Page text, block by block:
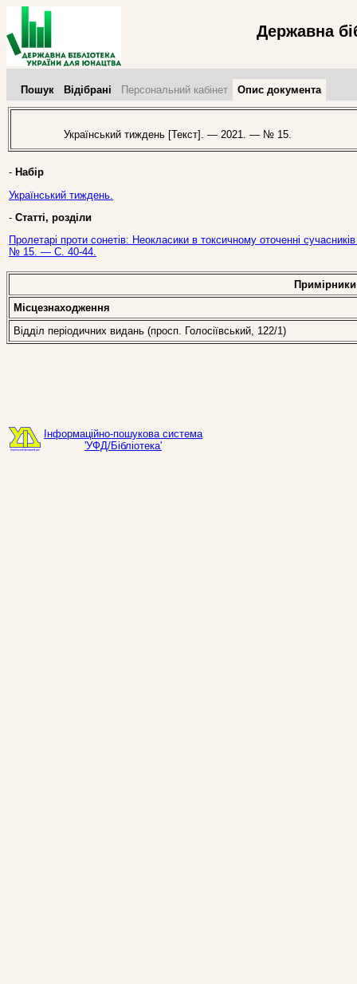
Державна
Пошук Відібрані Персональний кабінет Опис документа
Український тиждень [Текст]. — 2021. — № 15.
- Набір
Український тиждень.
- Статті, розділи
Пролетарі проти сонетів: Неокласики в токсичному оточенні
№ 15. — С. 40-44.
Примірники
Місцезнаходження
Відділ періодичних видань (просп. Голосіївський, 122/1)
Інформаційно-пошукова система
'УФД/Бібліотека'